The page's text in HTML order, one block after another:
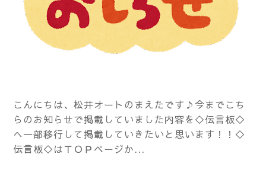
こんにちは、松井オートのまえたです♪今までこち
らのお知らせで掲載していました内容を◇伝言板◇
へ一部移行して掲載していきたいと思います！！◇
伝言板◇はＴＯＰページか...